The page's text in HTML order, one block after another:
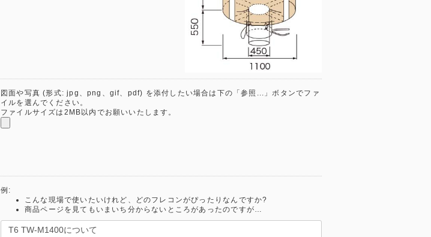
図面や写真 (形式: jpg、png、gif、pdf) を添付したい場合は下の「参照...」ボタンでファ
イルを選んでください。
ファイルサイズは2MB以内でお願いいたします。
例:
こんな現場で使いたいけれど、どのフレコンがぴったりなんですか?
商品ページを見てもいまいち分からないところがあったのですが…